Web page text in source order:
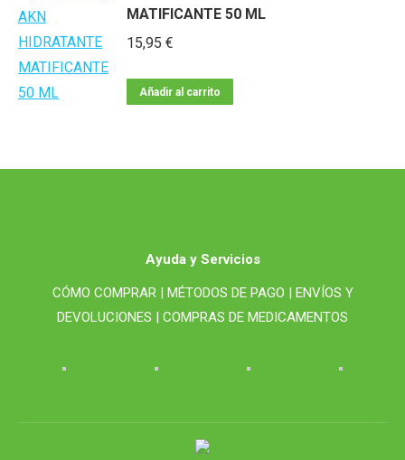
MATIFICANTE 50 ML
15,95 €
Añadir al carrito
Ayuda y Servicios
CÓMO COMPRAR | MÉTODOS DE PAGO | ENVÍOS Y
DEVOLUCIONES | COMPRAS DE MEDICAMENTOS